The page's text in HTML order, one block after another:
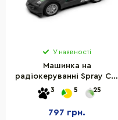
У наявності
Машинка на
радіокеруванні Spray Car
KS Drive SL-354RH 1:24,
світло, вихлопна пара
3 5 25
797 грн.